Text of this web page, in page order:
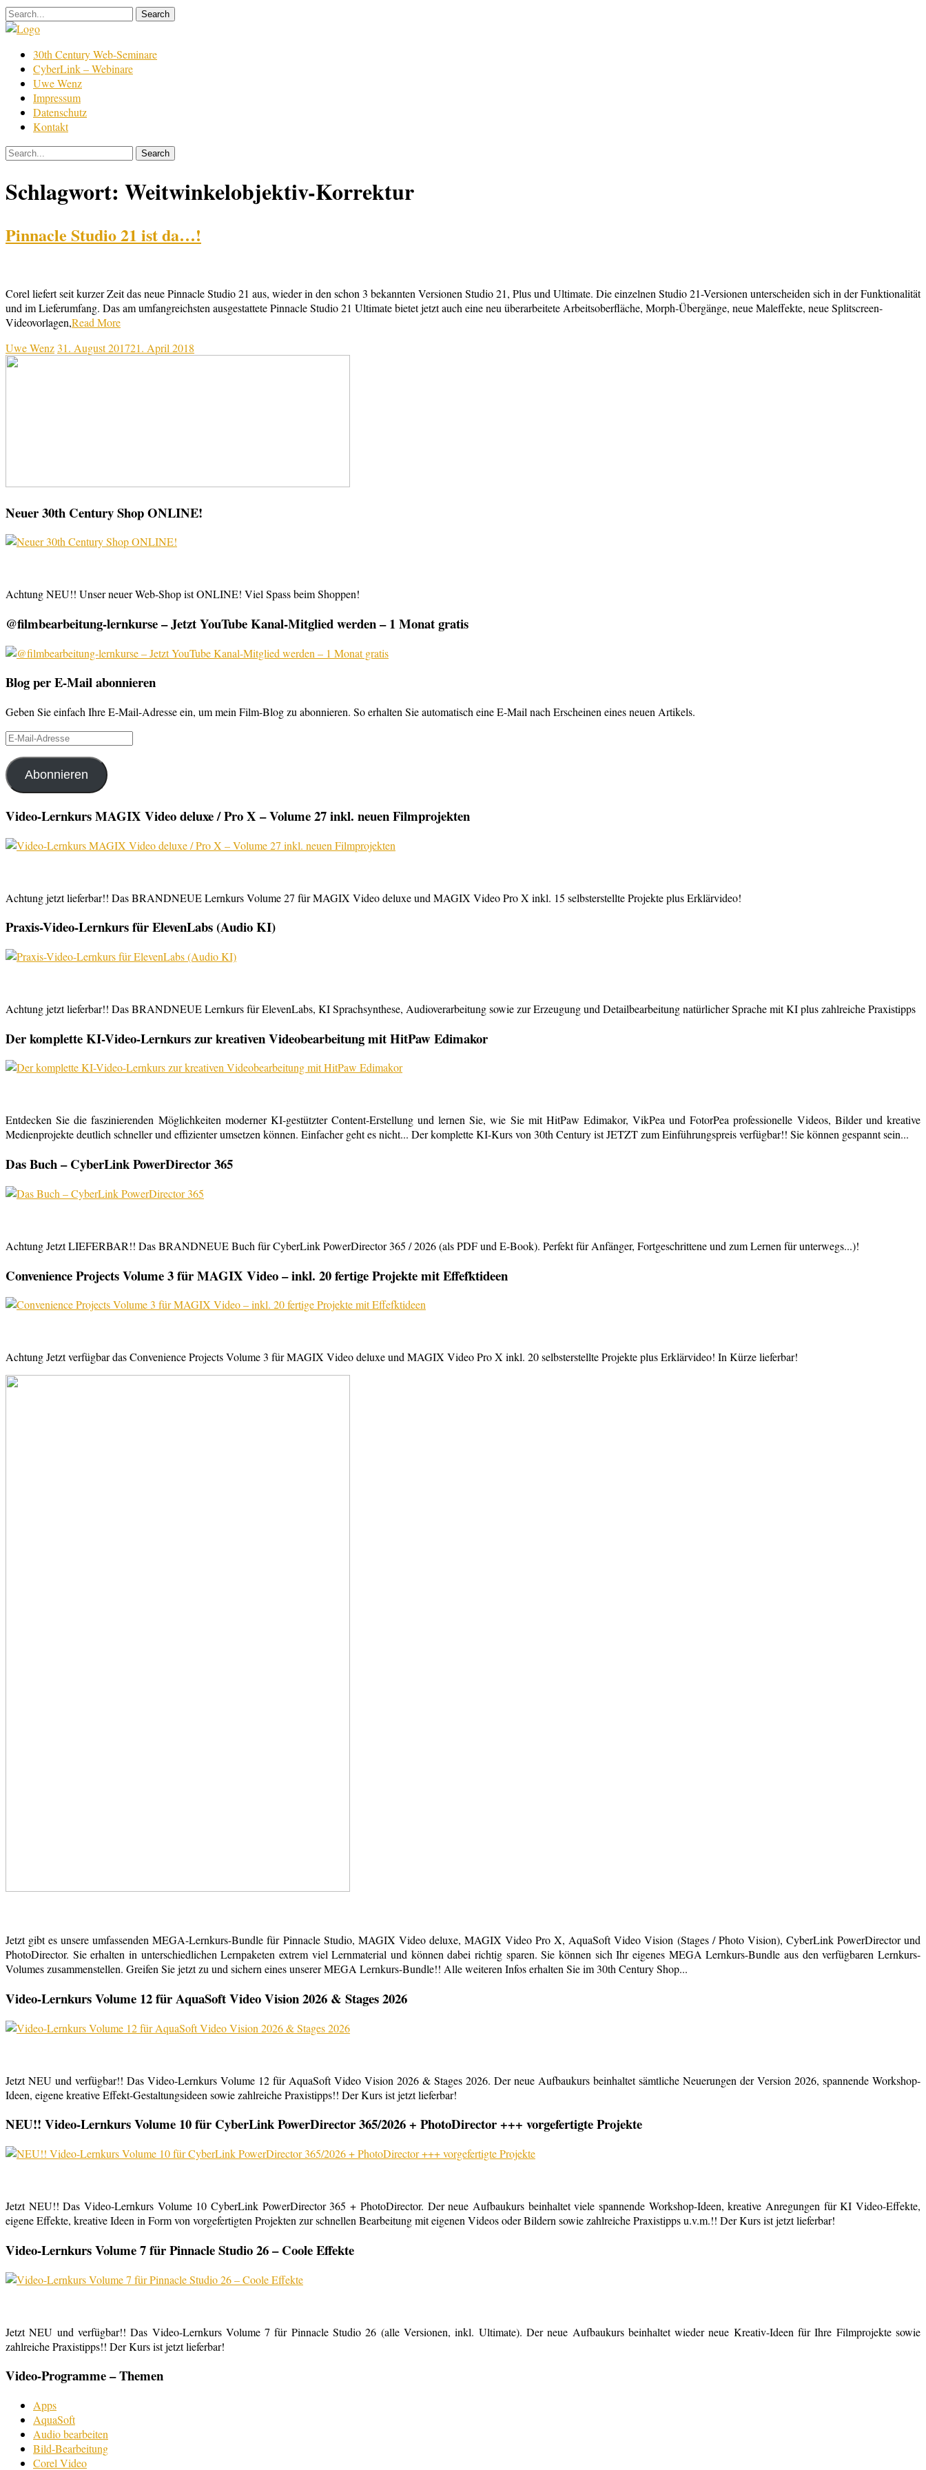
Skip
to
Film
Bearbeitung
30th Century Web-Seminare
CyberLink – Webinare
Uwe Wenz
Impressum
Datenschutz
Kontakt
Schlagwort: Weitwinkelobjektiv-Korrektur
Pinnacle Studio 21 ist da…!
Corel liefert seit kurzer Zeit das neue Pinnacle Studio 21 aus, wieder in den schon 3 bekannten Versionen Studio 21, Plus und Ultimate. Die einzelnen Studio 21-Versionen unterscheiden sich in der Funktionalität
und im Lieferumfang. Das am umfangreichsten ausgestattete Pinnacle Studio 21 Ultimate bietet jetzt auch eine neu überarbeitete Arbeitsoberfläche, Morph-Übergänge, neue Maleffekte, neue Splitscreen-
Videovorlagen,Read More
Uwe Wenz31. August 201721. April 2018
Neuer 30th Century Shop ONLINE!
Achtung NEU!! Unser neuer Web-Shop ist ONLINE! Viel Spass beim Shoppen!
@filmbearbeitung-lernkurse – Jetzt YouTube Kanal-Mitglied werden – 1 Monat gratis
Blog per E-Mail abonnieren
Geben Sie einfach Ihre E-Mail-Adresse ein, um mein Film-Blog zu abonnieren. So erhalten Sie automatisch eine E-Mail nach Erscheinen eines neuen Artikels.
E-
Adresse
Abonnieren
Video-Lernkurs MAGIX Video deluxe / Pro X – Volume 27 inkl. neuen Filmprojekten
Achtung jetzt lieferbar!! Das BRANDNEUE Lernkurs Volume 27 für MAGIX Video deluxe und MAGIX Video Pro X inkl. 15 selbsterstellte Projekte plus Erklärvideo!
Praxis-Video-Lernkurs für ElevenLabs (Audio KI)
Achtung jetzt lieferbar!! Das BRANDNEUE Lernkurs für ElevenLabs, KI Sprachsynthese, Audioverarbeitung sowie zur Erzeugung und Detailbearbeitung natürlicher Sprache mit KI plus zahlreiche Praxistipps
Der komplette KI-Video-Lernkurs zur kreativen Videobearbeitung mit HitPaw Edimakor
Entdecken Sie die faszinierenden Möglichkeiten moderner KI-gestützter Content-Erstellung und lernen Sie, wie Sie mit HitPaw Edimakor, VikPea und FotorPea professionelle Videos, Bilder und kreative
Medienprojekte deutlich schneller und effizienter umsetzen können. Einfacher geht es nicht... Der komplette KI-Kurs von 30th Century ist JETZT zum Einführungspreis verfügbar!! Sie können gespannt sein...
Das Buch – CyberLink PowerDirector 365
Achtung Jetzt LIEFERBAR!! Das BRANDNEUE Buch für CyberLink PowerDirector 365 / 2026 (als PDF und E-Book). Perfekt für Anfänger, Fortgeschrittene und zum Lernen für unterwegs...)!
Convenience Projects Volume 3 für MAGIX Video – inkl. 20 fertige Projekte mit Effefktideen
Achtung Jetzt verfügbar das Convenience Projects Volume 3 für MAGIX Video deluxe und MAGIX Video Pro X inkl. 20 selbsterstellte Projekte plus Erklärvideo! In Kürze lieferbar!
Jetzt gibt es unsere umfassenden MEGA-Lernkurs-Bundle für Pinnacle Studio, MAGIX Video deluxe, MAGIX Video Pro X, AquaSoft Video Vision (Stages / Photo Vision), CyberLink PowerDirector und
PhotoDirector. Sie erhalten in unterschiedlichen Lernpaketen extrem viel Lernmaterial und können dabei richtig sparen. Sie können sich Ihr eigenes MEGA Lernkurs-Bundle aus den verfügbaren Lernkurs-
Volumes zusammenstellen. Greifen Sie jetzt zu und sichern eines unserer MEGA Lernkurs-Bundle!! Alle weiteren Infos erhalten Sie im 30th Century Shop...
Video-Lernkurs Volume 12 für AquaSoft Video Vision 2026 & Stages 2026
Jetzt NEU und verfügbar!! Das Video-Lernkurs Volume 12 für AquaSoft Video Vision 2026 & Stages 2026. Der neue Aufbaukurs beinhaltet sämtliche Neuerungen der Version 2026, spannende Workshop-
Ideen, eigene kreative Effekt-Gestaltungsideen sowie zahlreiche Praxistipps!! Der Kurs ist jetzt lieferbar!
NEU!! Video-Lernkurs Volume 10 für CyberLink PowerDirector 365/2026 + PhotoDirector +++ vorgefertigte Projekte
Jetzt NEU!! Das Video-Lernkurs Volume 10 CyberLink PowerDirector 365 + PhotoDirector. Der neue Aufbaukurs beinhaltet viele spannende Workshop-Ideen, kreative Anregungen für KI Video-Effekte,
eigene Effekte, kreative Ideen in Form von vorgefertigten Projekten zur schnellen Bearbeitung mit eigenen Videos oder Bildern sowie zahlreiche Praxistipps u.v.m.!! Der Kurs ist jetzt lieferbar!
Video-Lernkurs Volume 7 für Pinnacle Studio 26 – Coole Effekte
Jetzt NEU und verfügbar!! Das Video-Lernkurs Volume 7 für Pinnacle Studio 26 (alle Versionen, inkl. Ultimate). Der neue Aufbaukurs beinhaltet wieder neue Kreativ-Ideen für Ihre Filmprojekte sowie
zahlreiche Praxistipps!! Der Kurs ist jetzt lieferbar!
Video-Programme – Themen
Apps
AquaSoft
Audio bearbeiten
Bild-Bearbeitung
Corel Video